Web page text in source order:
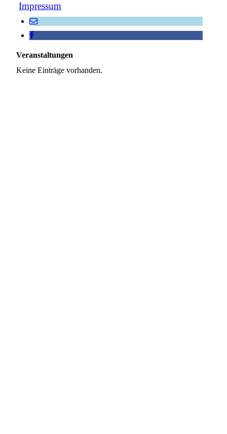
Impressum
Veranstaltungen
Keine Einträge vorhanden.